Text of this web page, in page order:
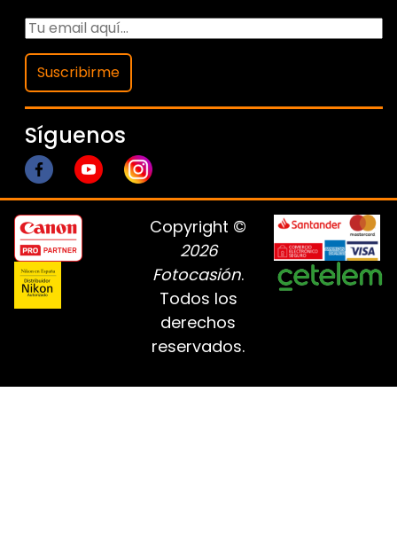
Suscribirme
Síguenos
Copyright ©
2026
Fotocasión.
Todos los
derechos
reservados.